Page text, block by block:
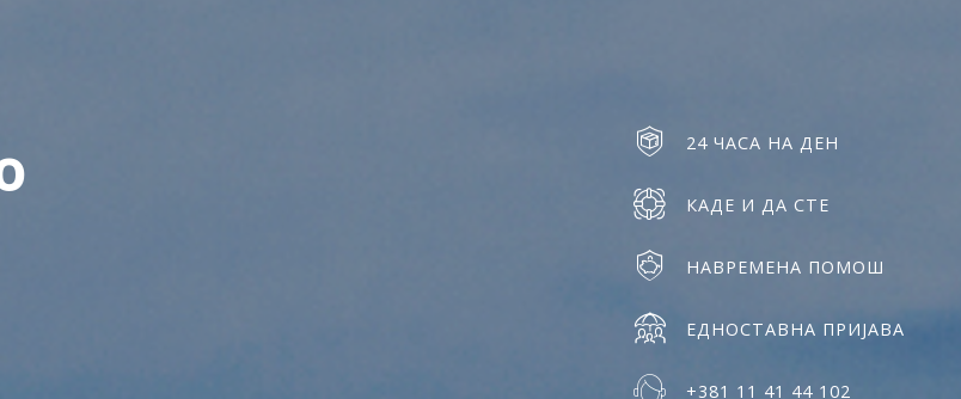
24 ЧАСА НА ДЕН
КАДЕ И ДА СТЕ
НАВРЕМЕНА ПОМОШ
ЕДНОСТАВНА ПРИЈАВА
+381 11 41 44 102